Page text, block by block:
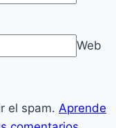
Web
el spam. Aprende